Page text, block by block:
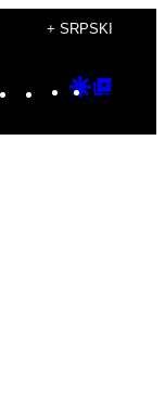
+ SRPSKI
Instagram
TikTok
YouTube
Google